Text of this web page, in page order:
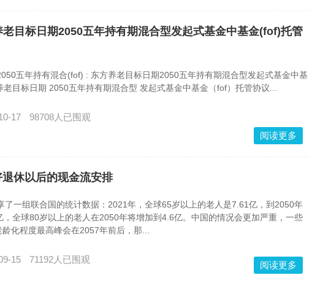
目标日期2050五年持有期混合型发起式基金中基金(fof)托管
五年持有混合(fof) : 东方养老目标日期2050五年持有期混合型发起式基金中基
目标日期 2050五年持有期混合型 发起式基金中基金（fof）托管协议...
17
98708人已围观
阅读更多
休以后的现金流安排
了一组联合国的统计数据：2021年，全球65岁以上的老人是7.61亿，到2050年
，全球80岁以上的老人在2050年将增加到4.6亿。中国的情况会更加严重，一些
化程度最高峰会在2057年前后，那...
15 71192人已围观
阅读更多